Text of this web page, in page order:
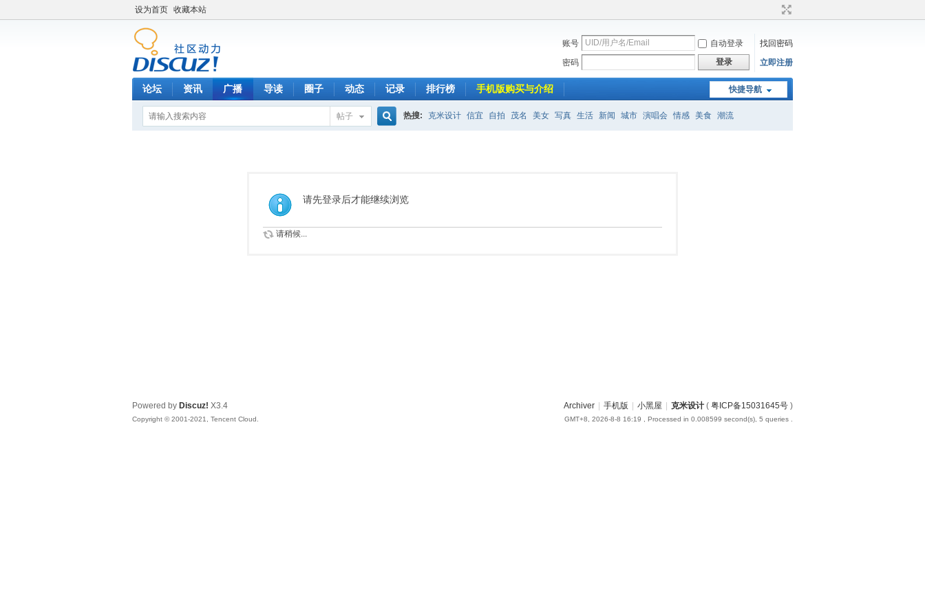
设为首页 收藏本站
账号 自动登录
找回密码
密码
登录 立即注册
快捷导航
论坛 资讯 广播 导读 圈子 动态 记录 排行榜 手机版购买与介绍
帖子
索
热搜: 克米设计 信宜 自拍 茂名 美女 写真 生活 新闻 城市 演唱会 情感 美食 潮流
请先登录后才能继续浏览
请稍候...
Archiver 手机版 小黑屋 克米设计 ( 粤ICP备15031645号 )
GMT+8, 2026-8-8 16:19 , Processed in 0.008599 second(s), 5 queries .
Powered by Discuz! X3.4
Copyright © 2001-2021, Tencent Cloud.